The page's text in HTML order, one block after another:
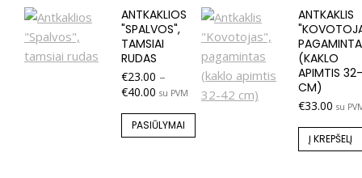
ANTKAKLIOS
"SPALVOS",
TAMSIAI
RUDAS
€23.00 –
€40.00 su PVM
PASIŪLYMAI
ANTKAKLIS
(KAKLO
APIMTIS
CM)
€33.00 su
Į KREPŠELĮ